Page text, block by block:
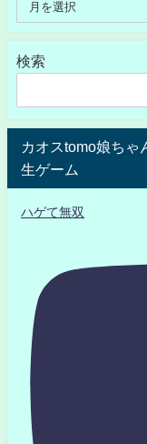
検索
カオスtomo娘ちゃ
生ゲーム
ハゲて無双